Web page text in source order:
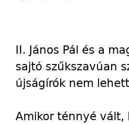
II. János Pál és a
sajtó szűkszavúan
újságírók nem
Amikor ténnyé vált,